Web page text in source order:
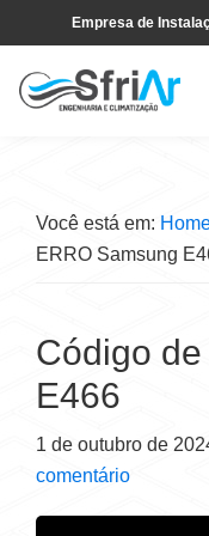
para
navegação
to
main
Empresa de
Você está em:
ERRO Samsung
Código
E466
1 de outubro de
comentário